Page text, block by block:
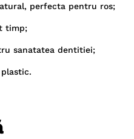
perfecta pentru ros;
timp;
sanatatea dentitiei;